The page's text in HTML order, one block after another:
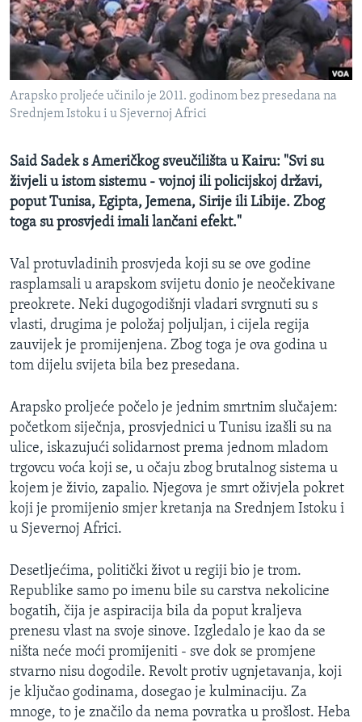
MAGAZIN
O GLASU AMERIKE
Learning English
Jezici
Arapsko proljeće učinilo je 2011. godinom bez presedana na
Srednjem Istoku i u Sjevernoj Africi
Said Sadek s Američkog sveučilišta u Kairu: "Svi su
živjeli u istom sistemu - vojnoj ili policijskoj državi,
poput Tunisa, Egipta, Jemena, Sirije ili Libije. Zbog
toga su prosvjedi imali lančani efekt."
Val protuvladinih prosvjeda koji su se ove godine
rasplamsali u arapskom svijetu donio je neočekivane
preokrete. Neki dugogodišnji vladari svrgnuti su s
vlasti, drugima je položaj poljuljan, i cijela regija
zauvijek je promijenjena. Zbog toga je ova godina u
tom dijelu svijeta bila bez presedana.
Arapsko proljeće počelo je jednim smrtnim slučajem:
početkom siječnja, prosvjednici u Tunisu izašli su na
ulice, iskazujući solidarnost prema jednom mladom
trgovcu voća koji se, u očaju zbog brutalnog sistema u
kojem je živio, zapalio. Njegova je smrt oživjela pokret
koji je promijenio smjer kretanja na Srednjem Istoku i
u Sjevernoj Africi.
Desetljećima, politički život u regiji bio je trom.
Republike samo po imenu bile su carstva nekolicine
bogatih, čija je aspiracija bila da poput kraljeva
prenesu vlast na svoje sinove. Izgledalo je kao da se
ništa neće moći promijeniti - sve dok se promjene
stvarno nisu dogodile. Revolt protiv ugnjetavanja, koji
je ključao godinama, dosegao je kulminaciju. Za
mnoge, to je značilo da nema povratka u prošlost. Heba